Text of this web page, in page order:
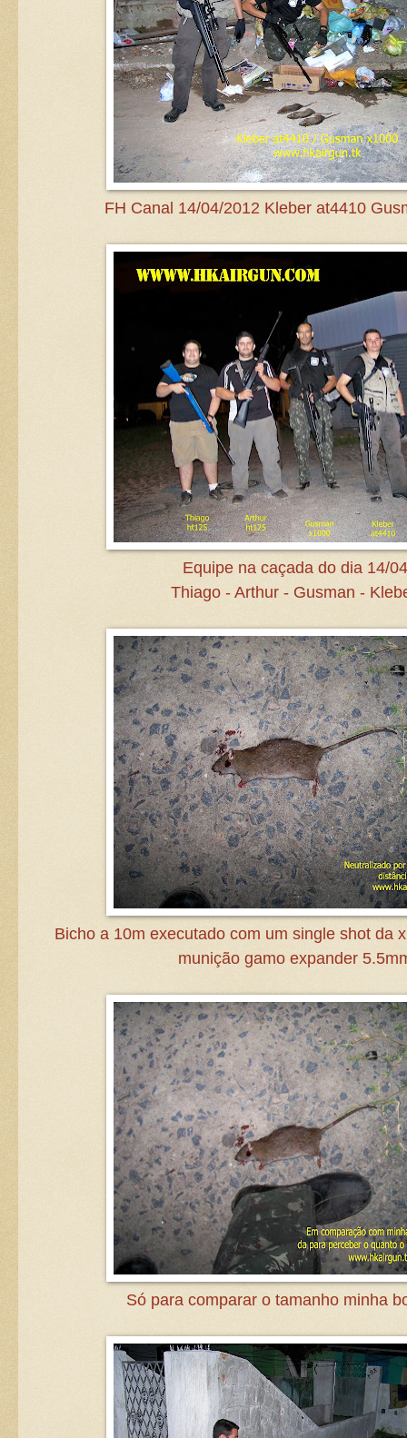
FH Canal 14/04/2012 Kleber at4410
Equipe na caçada do dia 14/04
Thiago - Arthur - Gusman -
Bicho a 10m executado com um single shot da
munição gamo expander
Só para comparar o tamanho minha